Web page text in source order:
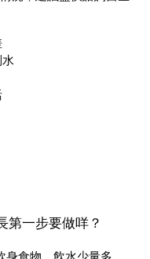
第一步要做咩？